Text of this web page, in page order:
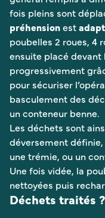
fois pleins sont
préhensionest
poubelles 2 roues, 4
ensuite placé
progressivement
pour sécuriser
basculement des
un conteneur benne.
Les déchets sont
déversement
une trémie, ou un
Une fois vidée, la
nettoyées puis
Déchets traités ?